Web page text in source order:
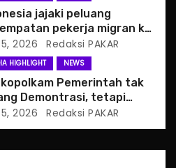
jajaki peluang
pekerja migran ke
2026 Redaksi PAKAR
HIGHLIGHT NEWS
Pemerintah tak
Demontrasi, tetapi
2026 Redaksi PAKAR